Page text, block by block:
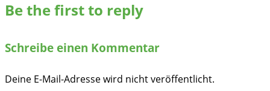
Be the first to reply
Schreibe einen Kommentar
Deine E-Mail-Adresse wird nicht veröffentlicht.